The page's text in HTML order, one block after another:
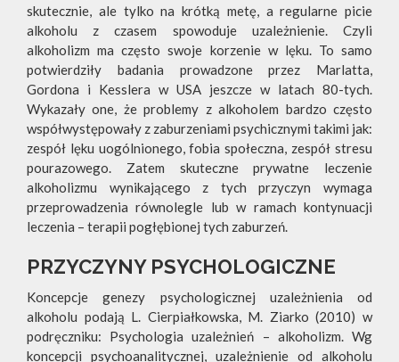
skutecznie, ale tylko na krótką metę, a regularne picie
alkoholu z czasem spowoduje uzależnienie. Czyli
alkoholizm ma często swoje korzenie w lęku. To samo
potwierdziły badania prowadzone przez Marlatta,
Gordona i Kesslera w USA jeszcze w latach 80-tych.
Wykazały one, że problemy z alkoholem bardzo często
współwystępowały z zaburzeniami psychicznymi takimi jak:
zespół lęku uogólnionego, fobia społeczna, zespół stresu
pourazowego. Zatem skuteczne prywatne leczenie
alkoholizmu wynikającego z tych przyczyn wymaga
przeprowadzenia równolegle lub w ramach kontynuacji
leczenia – terapii pogłębionej tych zaburzeń.
PRZYCZYNY PSYCHOLOGICZNE
Koncepcje genezy psychologicznej uzależnienia od
alkoholu podają L. Cierpiałkowska, M. Ziarko (2010) w
podręczniku: Psychologia uzależnień – alkoholizm. Wg
koncepcji psychoanalitycznej, uzależnienie od alkoholu